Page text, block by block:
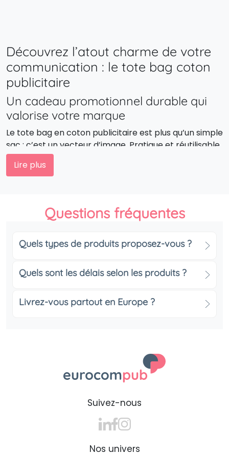
Découvrez l’atout charme de votre
communication : le tote bag coton
publicitaire
Un cadeau promotionnel durable qui
valorise votre marque
Le tote bag en coton publicitaire est plus qu’un simple
sac : c’est un vecteur d’image. Pratique et réutilisable,
il accompagne vos clients dans leur quotidien — au
bureau, en ville ou en voyage. Personnalisé avec votre
l’événement.
travers le choix du coton bio
écoresponsable, c’est affirmer vos valeurs durables.
(GOTS, OEKO-TEX), il séduit un public de plus en plus
sensible à l’éthique environnementale. Un petit geste
Personnalisez selon vos besoins :
poids, couleurs et techniques de
Du tote bag 140g personnalisé au
robuste 220g pour tous vos projets
Lire plus
Questions fréquentes
Quels types de produits proposez-vous ?
Quels sont les délais selon les produits ?
Livrez-vous partout en Europe ?
Suivez-nous
Nos univers